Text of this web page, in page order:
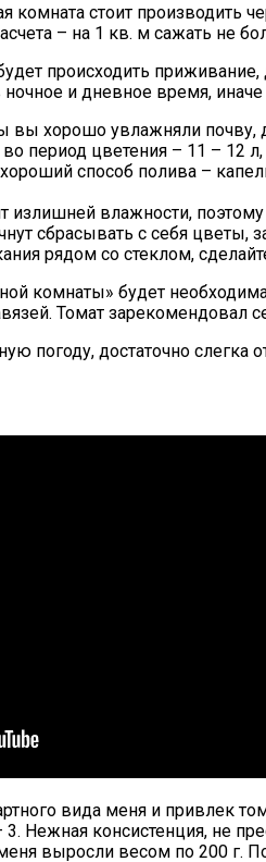
комната стоит
– на 1 кв. м сажать не
происходить
и дневное время,
вы хорошо увлажняли почву,
период цветения – 11 – 12
способ полива –
влажности, поэтому
сбрасывать с себя цветы,
рядом со стеклом,
комнаты» будет
Томат
погоду, достаточно
вида меня и привлек
3. Нежная консистенция, не
выросли весом по 200 г.